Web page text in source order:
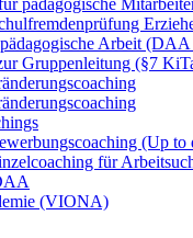
pädagogische
Arbeit (DAA
Gruppenleitung (§7
(Up to
für
(VIONA)